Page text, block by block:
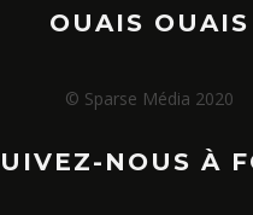
OUAIS OUAIS
© Sparse Média 2020
NOUS À